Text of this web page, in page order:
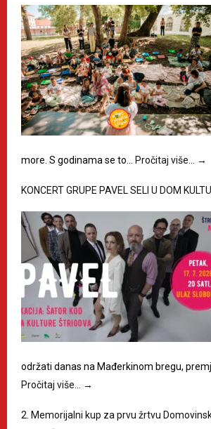
more. S godinama se to… Pročitaj više… →
KONCERT GRUPE PAVEL SELI U DOM
održati danas na Mađerkinom bregu,
Pročitaj više… →
2. Memorijalni kup za prvu žrtvu